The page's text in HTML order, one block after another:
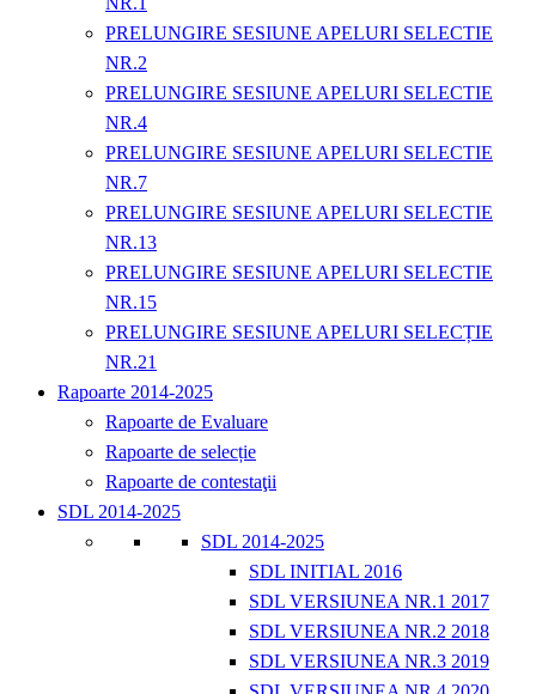
PRELUNGIRE SESIUNE APELURI SELECTIE
NR.2
PRELUNGIRE SESIUNE APELURI SELECTIE
NR.4
PRELUNGIRE SESIUNE APELURI SELECTIE
NR.7
PRELUNGIRE SESIUNE APELURI SELECTIE
NR.13
PRELUNGIRE SESIUNE APELURI SELECTIE
NR.15
PRELUNGIRE SESIUNE APELURI SELECȚIE
NR.21
Rapoarte 2014-2025
Rapoarte de Evaluare
Rapoarte de selecție
Rapoarte de contestaţii
SDL 2014-2025
SDL 2014-2025
SDL INITIAL 2016
SDL VERSIUNEA NR.1 2017
SDL VERSIUNEA NR.2 2018
SDL VERSIUNEA NR.3 2019